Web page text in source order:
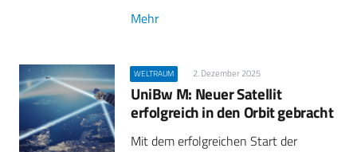
Mehr
WELTRAUM 2. Dezember 2025
UniBw M: Neuer Satellit
erfolgreich in den Orbit gebracht
Mit dem erfolgreichen Start der